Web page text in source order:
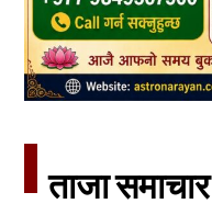
ताजा समाचार​